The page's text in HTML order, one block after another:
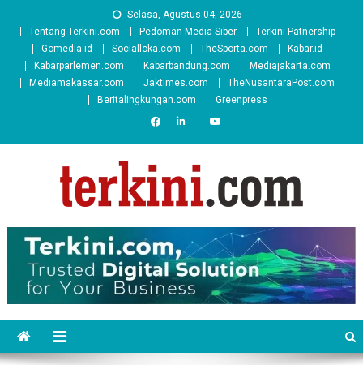
Selasa, Agustus 04, 2026
Tentang Terkini.com
Pedoman Media Siber
Terkini Patnership
Gomedia.id
Socialloka.com TheSporta.com
Kabar.id
Kabarparlemen.com
Kabarbandung.com
Mediajakarta.com
Mediamakassar.com
Jaktimes.com
TheNusantaraPost.com
Beritalingkungan.com
Greenpress